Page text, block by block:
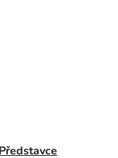
Představce